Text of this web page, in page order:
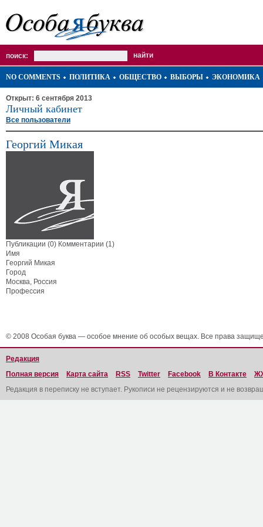
поиск:
NO COMMENTS ПОЛИТИКА ОБЩЕСТВО ВЫБОРЫ ЭКОНОМИКА
Открыт: 6 сентября 2013
Личный кабинет
Все пользователи
Георгий Микая
Публикации (0) Комментарии (1)
Имя
Георгий Микая
Город
Москва, Россия
Профессия
© 2008 Особая буква — особое мнение об особых вещах. Все права
Редакция
Полная версия
Карта сайта RSS Twitter Facebook В Контакте
Редакция в переписку не вступает. Рукописи не рецензируются и не